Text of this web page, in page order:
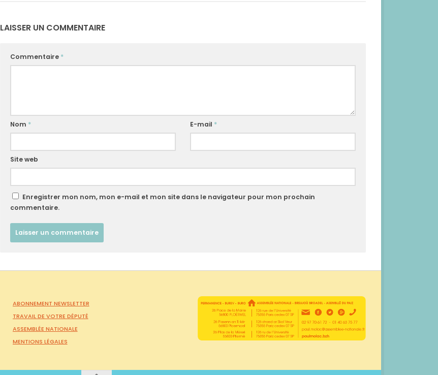
LAISSER UN COMMENTAIRE
Commentaire *
Nom * E-mail *
Site web
Enregistrer mon nom, mon e-mail et mon site dans le navigateur pour mon prochain
commentaire.
ABONNEMENT NEWSLETTER
TRAVAIL DE VOTRE DÉPUTÉ
ASSEMBLÉE NATIONALE
MENTIONS LÉGALES